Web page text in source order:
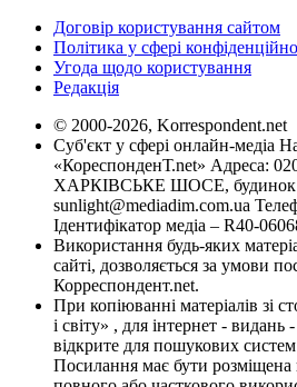
Договір користування сайтом
Політика у сфері
Угода щодо користування
Редакція
© 2000-2026, Korrespondent.net
Суб'єкт у сфері онлайн-медіа
«КореспонденТ.net» Адреса:
ХАРКІВСЬКЕ ШОСЕ, будинок
sunlight@mediadim.com.ua
Ідентифікатор медіа – R40-
Використання будь-яких
сайті, дозволяється за умови
Корреспондент.net.
При копіюванні матеріалів зі
і світу» , для інтернет - видань
відкрите для пошукових
Посилання має бути розміщена